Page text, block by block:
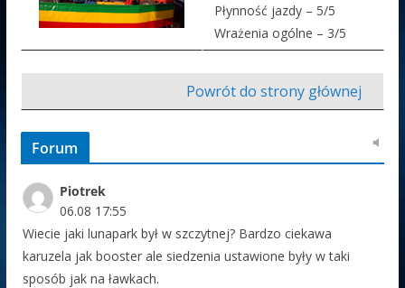
Płynność jazdy – 5/5
Wrażenia ogólne – 3/5
Powrót do strony głównej
Forum
Piotrek
06.08 17:55
Wiecie jaki lunapark był w szczytnej? Bardzo ciekawa
karuzela jak booster ale siedzenia ustawione były w taki
sposób jak na ławkach.